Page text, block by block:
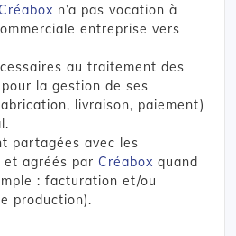
Créabox n’a pas vocation à
entreprise vers
au traitement des
la gestion de ses
livraison, paiement)
partagées avec les
et agréés par Créabox quand
: facturation et/ou
production).